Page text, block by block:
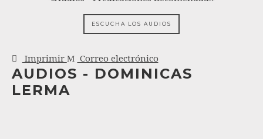
ESCUCHA LOS AUDIOS
Imprimir Correo electrónico
AUDIOS - DOMINICAS
LERMA